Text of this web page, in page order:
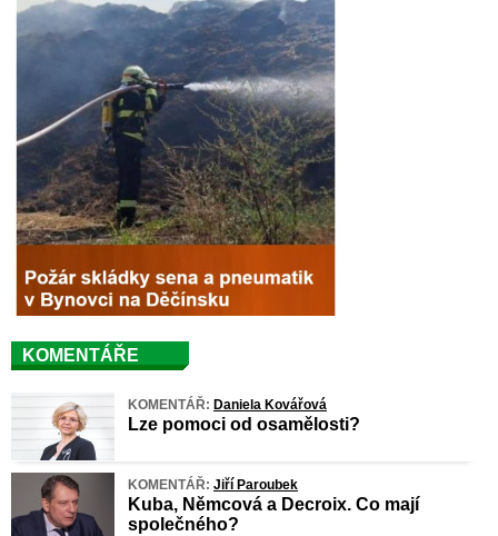
KOMENTÁŘE
KOMENTÁŘ: Daniela Kovářová
Lze pomoci od osamělosti?
KOMENTÁŘ: Jiří Paroubek
Kuba, Němcová a Decroix. Co mají
společného?